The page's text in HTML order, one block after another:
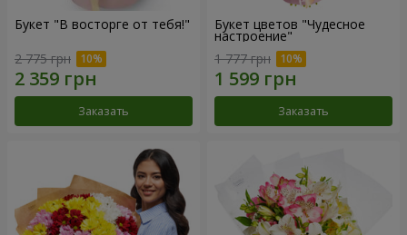
Букет "В восторге от тебя!"
2 775 грн
Заказать
Букет цветов "Чудесное
настроение"
1 777 грн
Заказать